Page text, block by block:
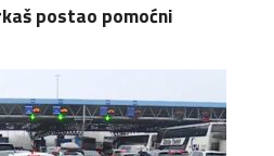
postao pomoćni